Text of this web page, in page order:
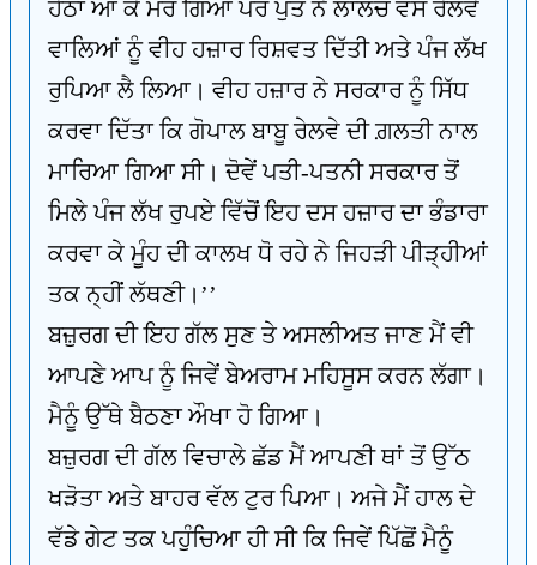
ਹੇਠਾਂ ਆ ਕੇ ਮਰ ਗਿਆ ਪਰ ਪੁੱਤ ਨੇ ਲਾਲਚ ਵੱਸ ਰੇਲਵੇ
ਵਾਲਿਆਂ ਨੂੰ ਵੀਹ ਹਜ਼ਾਰ ਰਿਸ਼ਵਤ ਦਿੱਤੀ ਅਤੇ ਪੰਜ ਲੱਖ
ਰੁਪਿਆ ਲੈ ਲਿਆ। ਵੀਹ ਹਜ਼ਾਰ ਨੇ ਸਰਕਾਰ ਨੂੰ ਸਿੱਧ
ਕਰਵਾ ਦਿੱਤਾ ਕਿ ਗੋਪਾਲ ਬਾਬੂ ਰੇਲਵੇ ਦੀ ਗ਼ਲਤੀ ਨਾਲ
ਮਾਰਿਆ ਗਿਆ ਸੀ। ਦੋਵੇਂ ਪਤੀ-ਪਤਨੀ ਸਰਕਾਰ ਤੋਂ
ਮਿਲੇ ਪੰਜ ਲੱਖ ਰੁਪਏ ਵਿੱਚੋਂ ਇਹ ਦਸ ਹਜ਼ਾਰ ਦਾ ਭੰਡਾਰਾ
ਕਰਵਾ ਕੇ ਮੂੰਹ ਦੀ ਕਾਲਖ ਧੋ ਰਹੇ ਨੇ ਜਿਹੜੀ ਪੀੜ੍ਹੀਆਂ
ਤਕ ਨ੍ਹੀਂ ਲੱਥਣੀ।’’
ਬਜ਼ੁਰਗ ਦੀ ਇਹ ਗੱਲ ਸੁਣ ਤੇ ਅਸਲੀਅਤ ਜਾਣ ਮੈਂ ਵੀ
ਆਪਣੇ ਆਪ ਨੂੰ ਜਿਵੇਂ ਬੇਅਰਾਮ ਮਹਿਸੂਸ ਕਰਨ ਲੱਗਾ।
ਮੈਨੂੰ ਉੱਥੇ ਬੈਠਣਾ ਔਖਾ ਹੋ ਗਿਆ।
ਬਜ਼ੁਰਗ ਦੀ ਗੱਲ ਵਿਚਾਲੇ ਛੱਡ ਮੈਂ ਆਪਣੀ ਥਾਂ ਤੋਂ ਉੱਠ
ਖੜੋਤਾ ਅਤੇ ਬਾਹਰ ਵੱਲ ਟੁਰ ਪਿਆ। ਅਜੇ ਮੈਂ ਹਾਲ ਦੇ
ਵੱਡੇ ਗੇਟ ਤਕ ਪਹੁੰਚਿਆ ਹੀ ਸੀ ਕਿ ਜਿਵੇਂ ਪਿੱਛੋਂ ਮੈਨੂੰ